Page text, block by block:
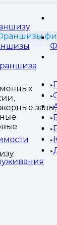
залы,